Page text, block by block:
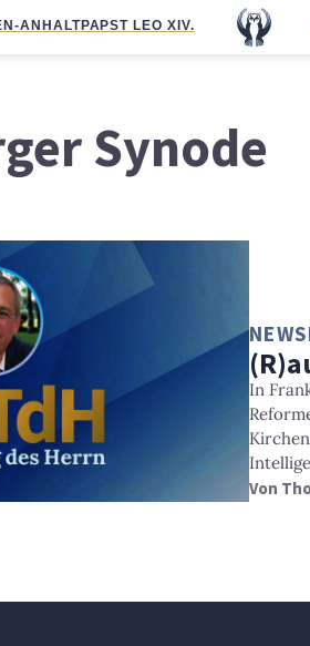
ANHALTPAPST LEO XIV.
Synode
In
Von